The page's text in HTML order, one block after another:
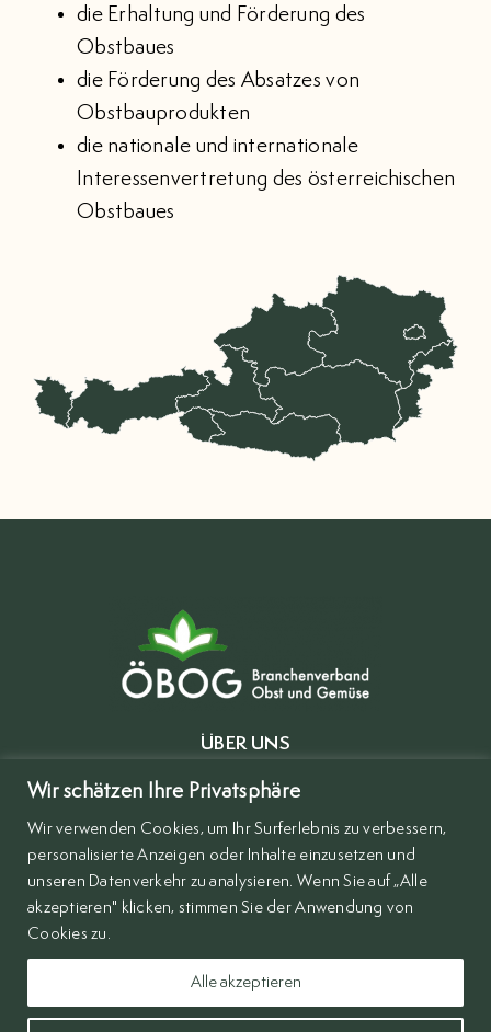
Wir schätzen Ihre Privatsphäre
Wir verwenden Cookies, um Ihr Surferlebnis zu verbessern,
personalisierte Anzeigen oder Inhalte einzusetzen und
unseren Datenverkehr zu analysieren. Wenn Sie auf „Alle
akzeptieren" klicken, stimmen Sie der Anwendung von
Cookies zu.
Alle akzeptieren
die Erhaltung und Förderung des
Obstbaues
die Förderung des Absatzes von
Obstbauprodukten
die nationale und internationale
Interessenvertretung des österreichischen
Obstbaues
ÜBER UNS
MITGLIEDER
BRANCHENVERZEICHNIS
KONTAKT